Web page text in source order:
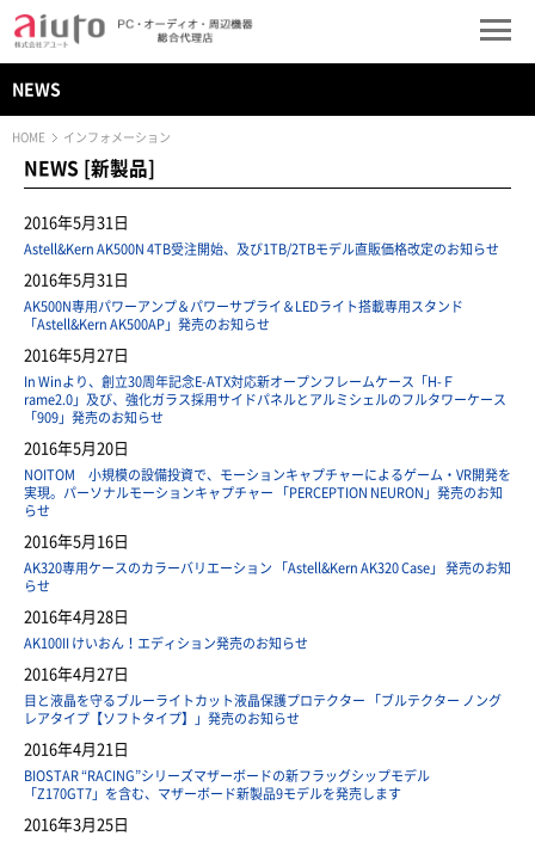
NEWS
HOME インフォメーション
NEWS [新製品]
2016年5月31日
Astell&Kern AK500N 4TB受注開始、及び1TB/2TBモデル直販価格改定のお知らせ
2016年5月31日
AK500N専用パワーアンプ＆パワーサプライ＆LEDライト搭載専用スタンド
「Astell&Kern AK500AP」発売のお知らせ
2016年5月27日
In Winより、創立30周年記念E-ATX対応新オープンフレームケース「H-Ｆ
rame2.0」及び、強化ガラス採用サイドパネルとアルミシェルのフルタワーケース
「909」発売のお知らせ
2016年5月20日
NOITOM 小規模の設備投資で、モーションキャプチャーによるゲーム・VR開発を
実現。パーソナルモーションキャプチャー 「PERCEPTION NEURON」発売のお知
らせ
2016年5月16日
AK320専用ケースのカラーバリエーション 「Astell&Kern AK320 Case」 発売のお知
らせ
2016年4月28日
AK100II けいおん！エディション発売のお知らせ
2016年4月27日
目と液晶を守るブルーライトカット液晶保護プロテクター 「ブルテクター ノング
レアタイプ【ソフトタイプ】」発売のお知らせ
2016年4月21日
BIOSTAR “RACING”シリーズマザーボードの新フラッグシップモデル
「Z170GT7」を含む、マザーボード新製品9モデルを発売します
2016年3月25日